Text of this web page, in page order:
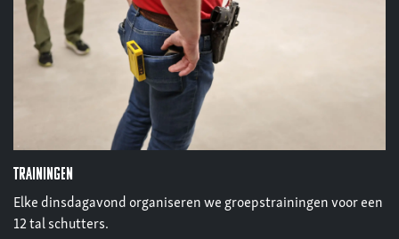
trainingen
Elke dinsdagavond organiseren we groepstrainingen voor een
12 tal schutters.